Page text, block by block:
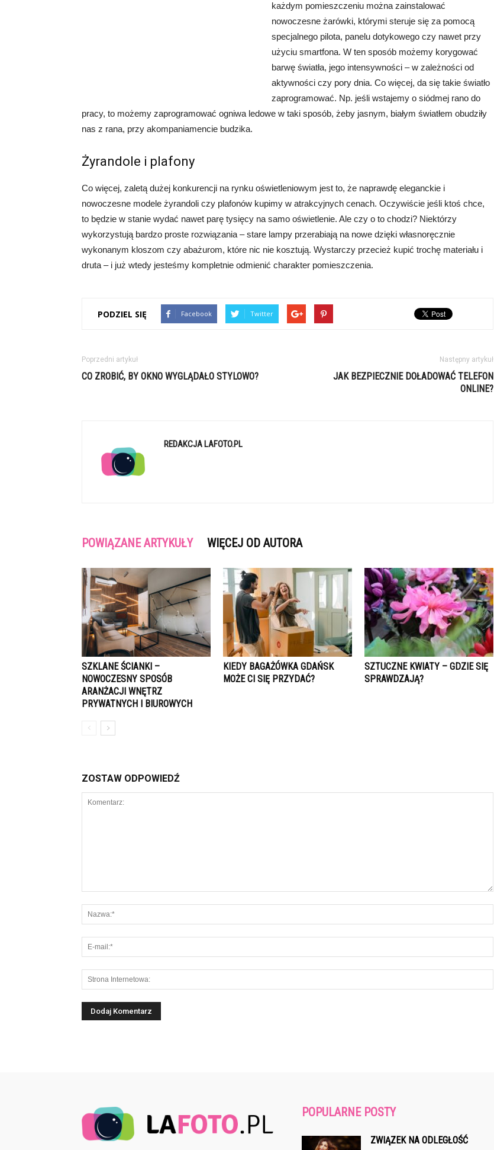
każdym pomieszczeniu można zainstalować
nowoczesne żarówki, którymi steruje się za pomocą
specjalnego pilota, panelu dotykowego czy nawet przy
użyciu smartfona. W ten sposób możemy korygować
barwę światła, jego intensywności – w zależności od
aktywności czy pory dnia. Co więcej, da się takie światło
zaprogramować. Np. jeśli wstajemy o siódmej rano do
pracy, to możemy zaprogramować ogniwa ledowe w taki sposób, żeby jasnym, białym światłem obudziły
nas z rana, przy akompaniamencie budzika.
Żyrandole i plafony
Co więcej, zaletą dużej konkurencji na rynku oświetleniowym jest to, że naprawdę eleganckie i
nowoczesne modele żyrandoli czy plafonów kupimy w atrakcyjnych cenach. Oczywiście jeśli ktoś chce,
to będzie w stanie wydać nawet parę tysięcy na samo oświetlenie. Ale czy o to chodzi? Niektórzy
wykorzystują bardzo proste rozwiązania – stare lampy przerabiają na nowe dzięki własnoręcznie
wykonanym kloszom czy abażurom, które nic nie kosztują. Wystarczy przecież kupić trochę materiału i
druta – i już wtedy jesteśmy kompletnie odmienić charakter pomieszczenia.
PODZIEL SIĘ Facebook Twitter
Poprzedni artykuł
CO ZROBIĆ, BY OKNO WYGLĄDAŁO STYLOWO?
Następny artykuł
JAK BEZPIECZNIE DOŁADOWAĆ TELEFON
ONLINE?
REDAKCJA LAFOTO.PL
POWIĄZANE ARTYKUŁY WIĘCEJ OD AUTORA
SZKLANE ŚCIANKI –
NOWOCZESNY SPOSÓB
ARANŻACJI WNĘTRZ
PRYWATNYCH I BIUROWYCH
KIEDY BAGAŻÓWKA GDAŃSK
MOŻE CI SIĘ PRZYDAĆ?
SZTUCZNE KWIATY – GDZIE SIĘ
SPRAWDZAJĄ?
ZOSTAW ODPOWIEDŹ
POPULARNE POSTY
ZWIĄZEK NA ODLEGŁOŚĆ